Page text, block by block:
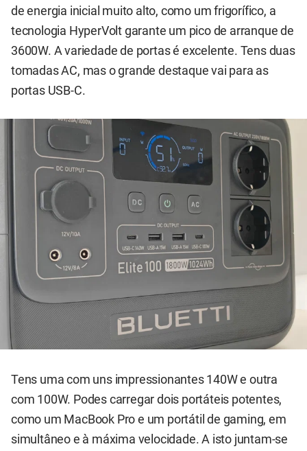
de energia inicial muito alto, como um frigorífico, a
tecnologia HyperVolt garante um pico de arranque de
3600W. A variedade de portas é excelente. Tens duas
tomadas AC, mas o grande destaque vai para as
portas USB-C.
Tens uma com uns impressionantes 140W e outra
com 100W. Podes carregar dois portáteis potentes,
como um MacBook Pro e um portátil de gaming, em
simultâneo e à máxima velocidade. A isto juntam-se